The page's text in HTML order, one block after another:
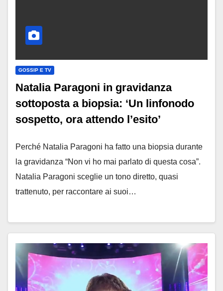
GOSSIP E TV
Natalia Paragoni in gravidanza
sottoposta a biopsia: ‘Un linfonodo
sospetto, ora attendo l’esito’
Perché Natalia Paragoni ha fatto una biopsia durante
la gravidanza “Non vi ho mai parlato di questa cosa”.
Natalia Paragoni sceglie un tono diretto, quasi
trattenuto, per raccontare ai suoi…